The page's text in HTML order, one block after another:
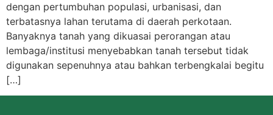
dengan pertumbuhan populasi, urbanisasi, dan
terbatasnya lahan terutama di daerah perkotaan.
Banyaknya tanah yang dikuasai perorangan atau
lembaga/institusi menyebabkan tanah tersebut tidak
digunakan sepenuhnya atau bahkan terbengkalai begitu
[…]